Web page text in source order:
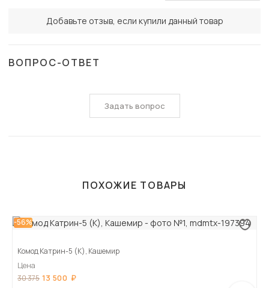
Добавьте отзыв, если купили данный товар
ВОПРОС-ОТВЕТ
Задать вопрос
ПОХОЖИЕ ТОВАРЫ
-56%
Комод Катрин-5 (К), Кашемир
Цена
30 375 13 500